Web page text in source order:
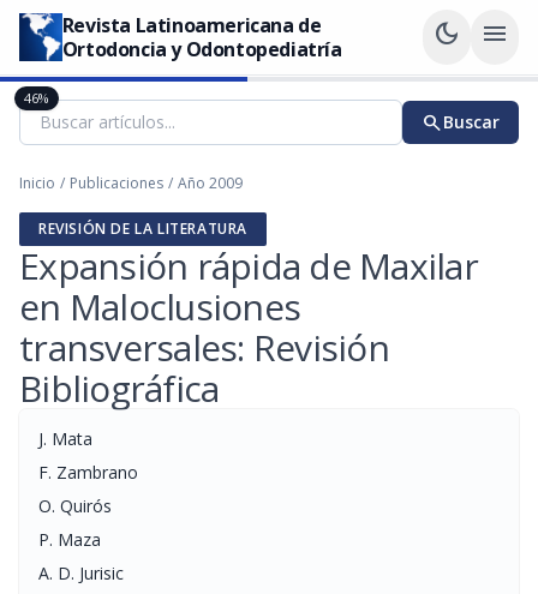
Revista Latinoamericana de
Ortodoncia y Odontopediatría
dark_mode menu
searchBuscar
Inicio / Publicaciones / Año 2009
REVISIÓN DE LA LITERATURA
Expansión rápida de Maxilar
en Maloclusiones
transversales: Revisión
Bibliográfica
J. Mata
F. Zambrano
O. Quirós
P. Maza
A. D. Jurisic
46%